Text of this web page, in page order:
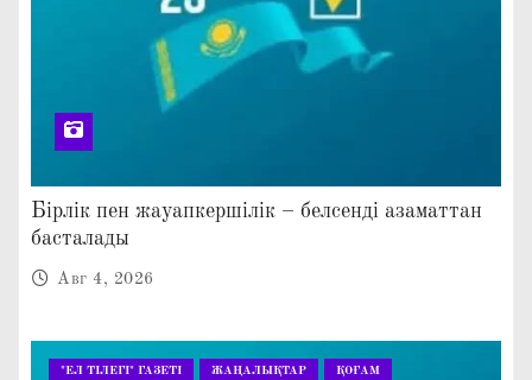
Бірлік пен жауапкершілік – белсенді азаматтан
басталады
Авг 4, 2026
"ЕЛ ТІЛЕГІ" ГАЗЕТІ ЖАҢАЛЫҚТАР ҚОҒАМ